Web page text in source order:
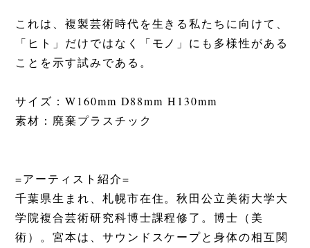
これは、複製芸術時代を生きる私たちに向けて、
「ヒト」だけではなく「モノ」にも多様性がある
ことを示す試みである。
サイズ：W160mm D88mm H130mm
素材： 廃棄プラスチック
=アーティスト紹介=
千葉県生まれ、札幌市在住。秋田公立美術大学大
学院複合芸術研究科博士課程修了。博士（美
術）。宮本は、サウンドスケープと身体の相互関